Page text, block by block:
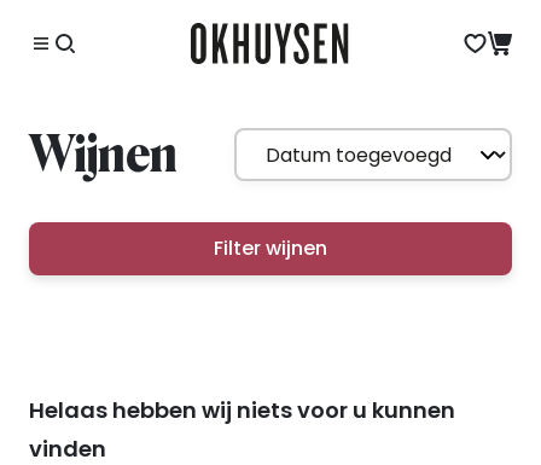
Wijnen
Filter wijnen
Helaas hebben wij niets voor u kunnen
vinden